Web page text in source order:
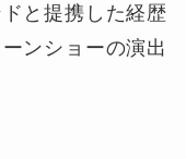
と提携した経歴
ンショーの演出